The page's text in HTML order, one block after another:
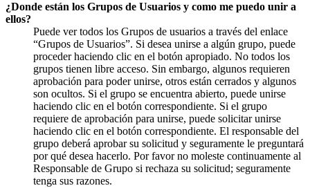
¿Donde están los Grupos de Usuarios y como me puedo unir a
ellos?
Puede ver todos los Grupos de usuarios a través del enlace
“Grupos de Usuarios”. Si desea unirse a algún grupo, puede
proceder haciendo clic en el botón apropiado. No todos los
grupos tienen libre acceso. Sin embargo, algunos requieren
aprobación para poder unirse, otros están cerrados y algunos
son ocultos. Si el grupo se encuentra abierto, puede unirse
haciendo clic en el botón correspondiente. Si el grupo
requiere de aprobación para unirse, puede solicitar unirse
haciendo clic en el botón correspondiente. El responsable del
grupo deberá aprobar su solicitud y seguramente le preguntará
por qué desea hacerlo. Por favor no moleste continuamente al
Responsable de Grupo si rechaza su solicitud; seguramente
tenga sus razones.